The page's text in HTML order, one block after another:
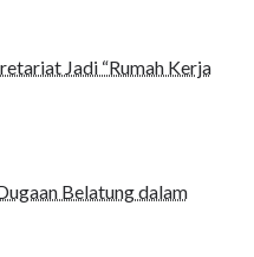
Jadi “Rumah Kerja
Belatung dalam